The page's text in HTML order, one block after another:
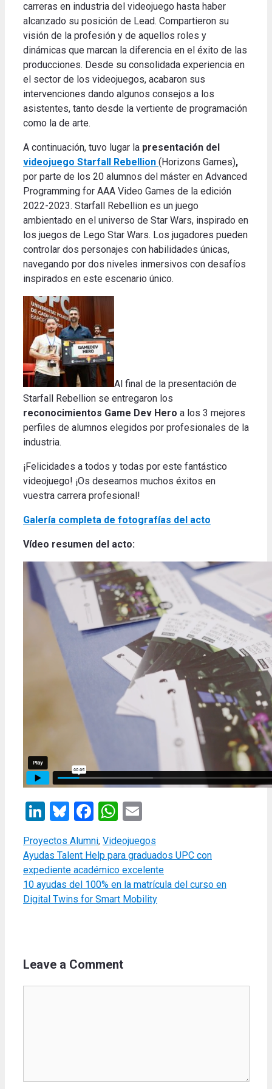
carreras en industria del videojuego hasta haber
alcanzado su posición de Lead. Compartieron su
visión de la profesión y de aquellos roles y
dinámicas que marcan la diferencia en el éxito de las
producciones. Desde su consolidada experiencia en
el sector de los videojuegos, acabaron sus
intervenciones dando algunos consejos a los
asistentes, tanto desde la vertiente de programación
como la de arte.
A continuación, tuvo lugar la presentación del
videojuego Starfall Rebellion (Horizons Games),
por parte de los 20 alumnos del máster en Advanced
Programming for AAA Video Games de la edición
2022-2023. Starfall Rebellion es un juego
ambientado en el universo de Star Wars, inspirado en
los juegos de Lego Star Wars. Los jugadores pueden
controlar dos personajes con habilidades únicas,
navegando por dos niveles inmersivos con desafíos
inspirados en este escenario único.
Al final de la presentación de
Starfall Rebellion se entregaron los
reconocimientos Game Dev Hero a los 3 mejores
perfiles de alumnos elegidos por profesionales de la
industria.
¡Felicidades a todos y todas por este fantástico
videojuego! ¡Os deseamos muchos éxitos en
vuestra carrera profesional!
Galería completa de fotografías del acto
Vídeo resumen del acto:
LinkedIn
Bluesky
Facebook
WhatsApp
Categories
Proyectos Alumni, Videojuegos
Ayudas Talent Help para graduados UPC con
expediente académico excelente
10 ayudas del 100% en la matrícula del curso en
Digital Twins for Smart Mobility
Leave a Comment